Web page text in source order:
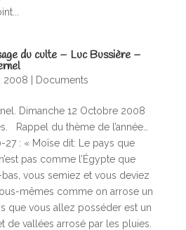
du culte – Luc Bussière –
2008 Documents
Dimanche 12 Octobre 2008
Rappel du thème de l’année…
27 : « Moïse dit: Le pays que
pas comme l’Égypte que
vous semiez et vous deviez
mêmes comme on arrose un
que vous allez posséder est un
de vallées arrosé par les pluies.